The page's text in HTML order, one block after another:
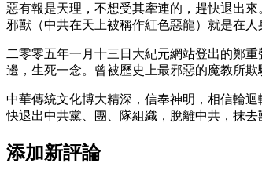
惡有報是天理，不想受其牽連的，趕快退出
邪獸（中共在天上被稱作紅色惡龍）就是在
二零零五年一月十三日大紀元網站登出的鄭
邊，生死一念。曾被歷史上最邪惡的魔教所
中華傳統文化博大精深，信奉神明，相信輪
快退出中共黨、團、隊組織，脫離中共，抹
添加新評論